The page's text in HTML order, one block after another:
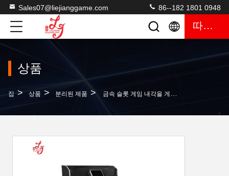
Sales07@liejianggame.com 86--182 1801 0948
따옴표
상품
집 > 상품 > 분리된 제품 > 금속 슬롯 게임 내각을 게임하는 55 인치당 금속 슬롯 원형 발리